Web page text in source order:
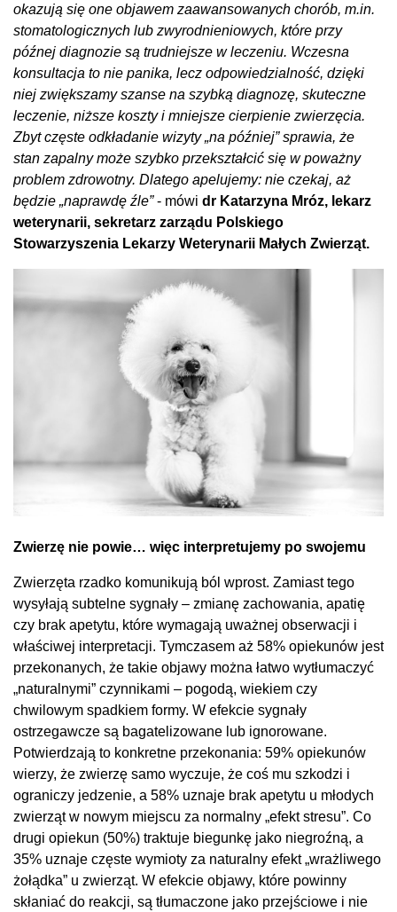
okazują się one objawem zaawansowanych chorób, m.in.
stomatologicznych lub zwyrodnieniowych, które przy
późnej diagnozie są trudniejsze w leczeniu. Wczesna
konsultacja to nie panika, lecz odpowiedzialność, dzięki
niej zwiększamy szanse na szybką diagnozę, skuteczne
leczenie, niższe koszty i mniejsze cierpienie zwierzęcia.
Zbyt częste odkładanie wizyty „na później” sprawia, że
stan zapalny może szybko przekształcić się w poważny
problem zdrowotny. Dlatego apelujemy: nie czekaj, aż
będzie „naprawdę źle”- mówi dr Katarzyna Mróz, lekarz
weterynarii, sekretarz zarządu Polskiego
Stowarzyszenia Lekarzy Weterynarii Małych Zwierząt.
Zwierzę nie powie… więc interpretujemy po swojemu
Zwierzęta rzadko komunikują ból wprost. Zamiast tego
wysyłają subtelne sygnały – zmianę zachowania, apatię
czy brak apetytu, które wymagają uważnej obserwacji i
właściwej interpretacji. Tymczasem aż 58% opiekunów jest
przekonanych, że takie objawy można łatwo wytłumaczyć
„naturalnymi” czynnikami – pogodą, wiekiem czy
chwilowym spadkiem formy. W efekcie sygnały
ostrzegawcze są bagatelizowane lub ignorowane.
Potwierdzają to konkretne przekonania: 59% opiekunów
wierzy, że zwierzę samo wyczuje, że coś mu szkodzi i
ograniczy jedzenie, a 58% uznaje brak apetytu u młodych
zwierząt w nowym miejscu za normalny „efekt stresu”. Co
drugi opiekun (50%) traktuje biegunkę jako niegroźną, a
35% uznaje częste wymioty za naturalny efekt „wrażliwego
żołądka” u zwierząt. W efekcie objawy, które powinny
skłaniać do reakcji, są tłumaczone jako przejściowe i nie